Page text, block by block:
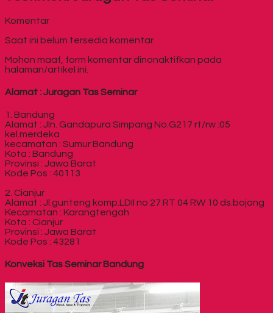
Komentar
Saat ini belum tersedia komentar.
Mohon maaf, form komentar dinonaktifkan pada
halaman/artikel ini.
Alamat : Juragan Tas Seminar
1. Bandung
Alamat : Jln. Gandapura Simpang No.G217 rt/rw :05
kel.merdeka
kecamatan : Sumur Bandung
Kota : Bandung
Provinsi : Jawa Barat
Kode Pos : 40113
2. Cianjur
Alamat : Jl.gunteng komp.LDII no 27 RT 04 RW 10 ds.bojong
Kecamatan : Karangtengah
Kota : Cianjur
Provinsi : Jawa Barat
Kode Pos : 43281
Konveksi Tas Seminar Bandung